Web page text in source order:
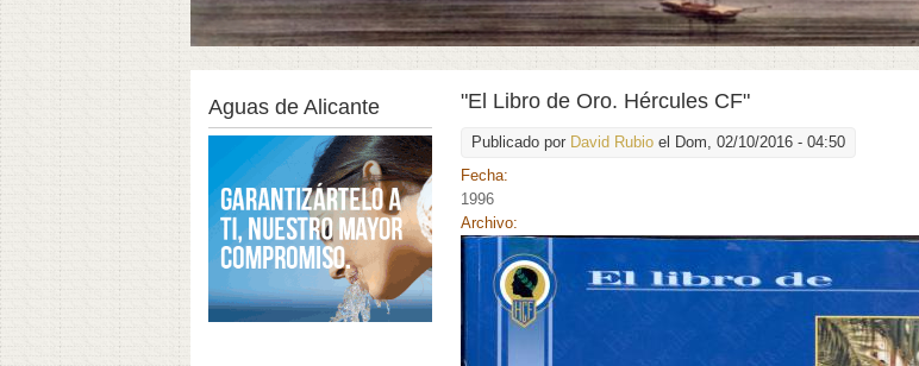
"El Libro de Oro. Hércules CF"
Publicado por David Rubio el Dom, 02/10/2016 - 04:50
Fecha:
1996
Archivo:
Aguas de Alicante